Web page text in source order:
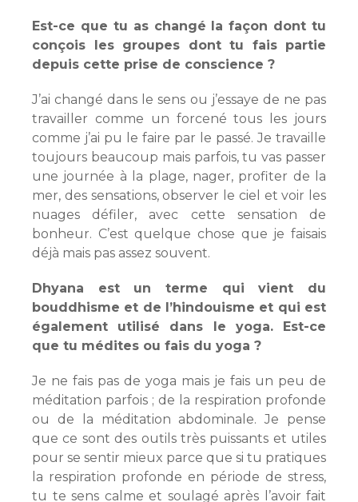
Est-ce que tu as changé la façon dont tu
conçois les groupes dont tu fais partie
depuis cette prise de conscience ?
J’ai changé dans le sens ou j’essaye de ne pas
travailler comme un forcené tous les jours
comme j’ai pu le faire par le passé. Je travaille
toujours beaucoup mais parfois, tu vas passer
une journée à la plage, nager, profiter de la
mer, des sensations, observer le ciel et voir les
nuages défiler, avec cette sensation de
bonheur. C’est quelque chose que je faisais
déjà mais pas assez souvent.
Dhyana est un terme qui vient du
bouddhisme et de l’hindouisme et qui est
également utilisé dans le yoga. Est-ce
que tu médites ou fais du yoga ?
Je ne fais pas de yoga mais je fais un peu de
méditation parfois ; de la respiration profonde
ou de la méditation abdominale. Je pense
que ce sont des outils très puissants et utiles
pour se sentir mieux parce que si tu pratiques
la respiration profonde en période de stress,
tu te sens calme et soulagé après l’avoir fait